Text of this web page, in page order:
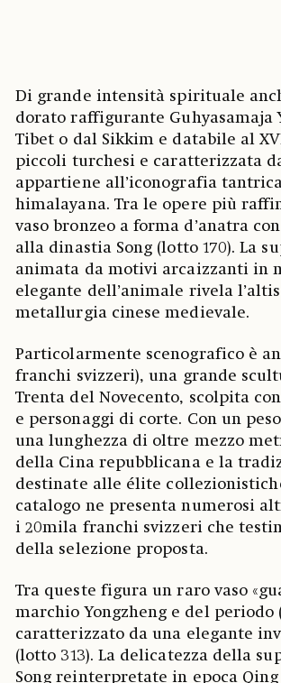
Di grande intensità spirituale
dorato raffigurante Guhyasamaja
Tibet o dal Sikkim e databile al
piccoli turchesi e caratterizzata
appartiene all’iconografia
himalayana. Tra le opere più
vaso bronzeo a forma d’anatra
alla dinastia Song (lotto 170). La
animata da motivi arcaizzanti in
elegante dell’animale rivela
metallurgia cinese medievale.
Particolarmente scenografico è
franchi svizzeri), una grande
Trenta del Novecento, scolpita
e personaggi di corte. Con un
una lunghezza di oltre mezzo
della Cina repubblicana e la
destinate alle élite
catalogo ne presenta numerosi
i 20mila franchi svizzeri che
della selezione proposta.
Tra queste figura un raro vaso
marchio Yongzheng e del
caratterizzato da una elegante
(lotto 313). La delicatezza della
Song reinterpretate in epoca